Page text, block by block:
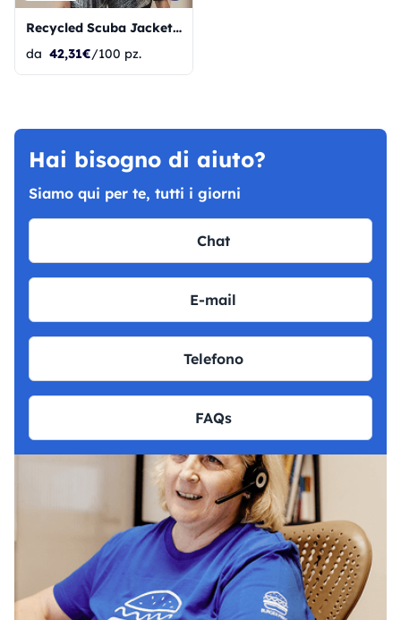
Recycled Scuba Jacket Women
da 42,31€/100 pz.
Hai bisogno di aiuto?
Siamo qui per te, tutti i giorni
Chat
E-mail
Telefono
FAQs